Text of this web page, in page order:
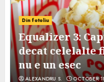
Din fotoliu
Equalizer 3:
decat celelalte
nu e un esec
ALEXANDRU S. OCTOBER